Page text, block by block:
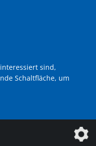
sind,
Schaltfläche, um